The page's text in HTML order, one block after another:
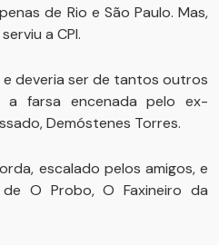
de Rio e São Paulo. Mas,
a CPI.
e deveria ser de tantos outros
a farsa encenada pelo ex-
Demóstenes Torres.
escalado pelos amigos, e
O Probo, O Faxineiro da